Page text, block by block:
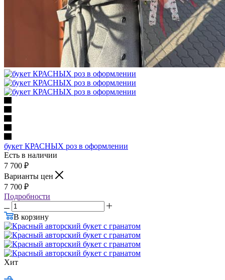
букет КРАСНЫХ роз в оформлении
Есть в наличии
7 700 ₽
Варианты цен
7 700 ₽
Подробности
В корзину
Хит